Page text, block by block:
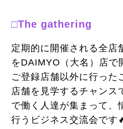
□The gathering
定期的に開催される全店
をDAIMYO（大名）店で
ご登録店舗以外に行った
店舗を見学するチャンス
で働く人達が集まって、
行うビジネス交流会です